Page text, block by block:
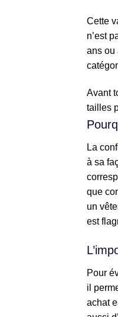
Cette
n’est
ans ou
Avant
tailles
La
à sa
que
un
est
Pour
il
achat